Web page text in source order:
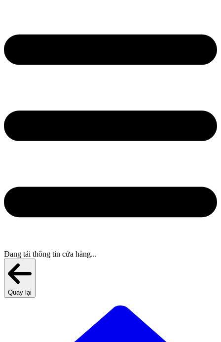
Đang tải thông tin cửa hàng...
Quay lại